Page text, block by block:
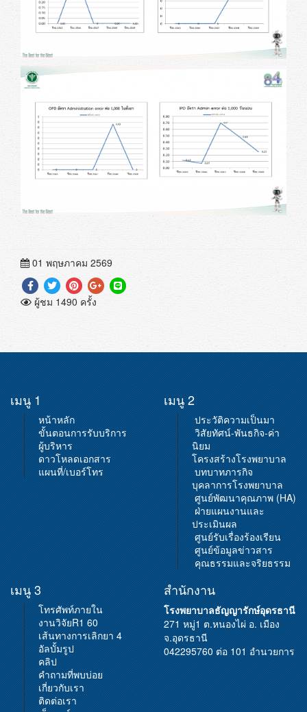
01 พฤษภาคม 2569
ผู้ชม 1490 ครั้ง
เมนู 1
หน้าหลัก
ขั้นตอนการรับบริการ
ผู้บริหาร
ดาวโหลดเอกสาร
แผนที่/เบอร์โทร
เมนู 2
ประวัติความเป็นมา
วิสัยทัศน์-พันธกิจ-ค่า
นิยม
โครงสร้างโรงพยาบาล
บทบาทภารกิจ
บุคลาการโรงพยาบาล
ศูนย์พัฒนาคุณภาพ (HA)
ฝ่ายแผนงานและ
ประเมินผล
ศูนย์รับเรื่องร้องเรียน
ศูนย์ข้อมูลข่าวสาร
คุณธรรมและจริยธรรม
เมนู 3
โทรศัพท์ภายใน
งานวิจัยR1 60
เส้นทางการเลิกยา 4
อัลบั้มรูป
คลิป
คำถามที่พบบ่อย
เกี่ยวกับเรา
ติดต่อเรา
สำนักงาน
โรงพยาบาลธัญญารักษ์อุดรธานี
271 หมู่1 ต.หนองไผ่ อ. เมือง
จ.อุดรธานี
042295760 ต่อ 101 อำนวยการ